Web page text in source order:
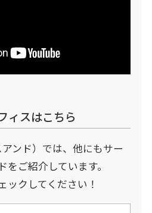
ィスはこちら
ンド）では、他にもサー
ご紹介しています。
ックしてください！